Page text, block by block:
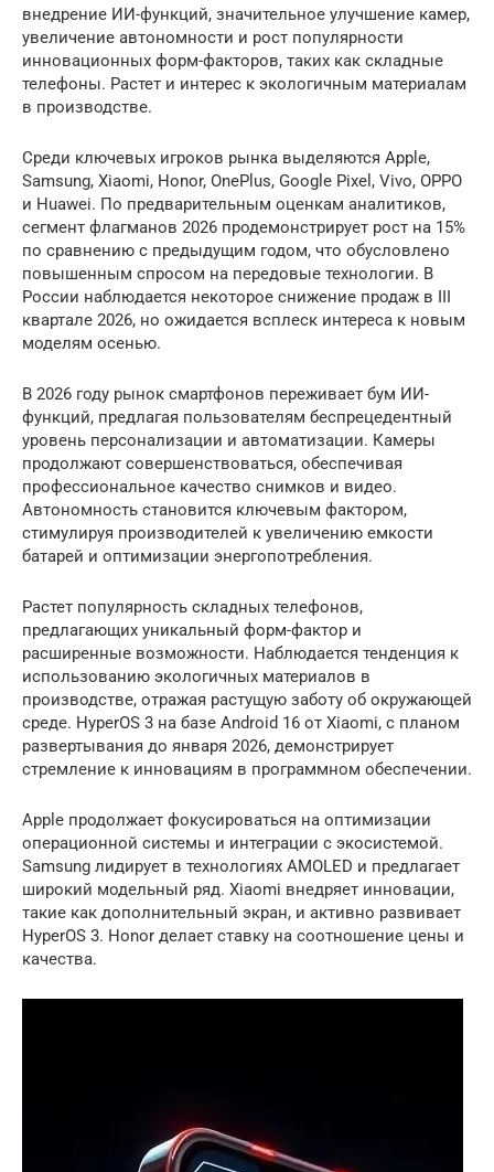
внедрение ИИ-функций, значительное улучшение камер,
увеличение автономности и рост популярности
инновационных форм-факторов, таких как складные
телефоны. Растет и интерес к экологичным материалам
в производстве.
Среди ключевых игроков рынка выделяются Apple,
Samsung, Xiaomi, Honor, OnePlus, Google Pixel, Vivo, OPPO
и Huawei. По предварительным оценкам аналитиков,
сегмент флагманов 2026 продемонстрирует рост на 15%
по сравнению с предыдущим годом, что обусловлено
повышенным спросом на передовые технологии. В
России наблюдается некоторое снижение продаж в III
квартале 2026, но ожидается всплеск интереса к новым
моделям осенью.
В 2026 году рынок смартфонов переживает бум ИИ-
функций, предлагая пользователям беспрецедентный
уровень персонализации и автоматизации. Камеры
продолжают совершенствоваться, обеспечивая
профессиональное качество снимков и видео.
Автономность становится ключевым фактором,
стимулируя производителей к увеличению емкости
батарей и оптимизации энергопотребления.
Растет популярность складных телефонов,
предлагающих уникальный форм-фактор и
расширенные возможности. Наблюдается тенденция к
использованию экологичных материалов в
производстве, отражая растущую заботу об окружающей
среде. HyperOS 3 на базе Android 16 от Xiaomi, с планом
развертывания до января 2026, демонстрирует
стремление к инновациям в программном обеспечении.
Apple продолжает фокусироваться на оптимизации
операционной системы и интеграции с экосистемой.
Samsung лидирует в технологиях AMOLED и предлагает
широкий модельный ряд. Xiaomi внедряет инновации,
такие как дополнительный экран, и активно развивает
HyperOS 3. Honor делает ставку на соотношение цены и
качества.